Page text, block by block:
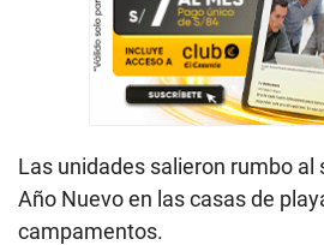
Las unidades salieron rumbo al
Año Nuevo en las casas de
campamentos.